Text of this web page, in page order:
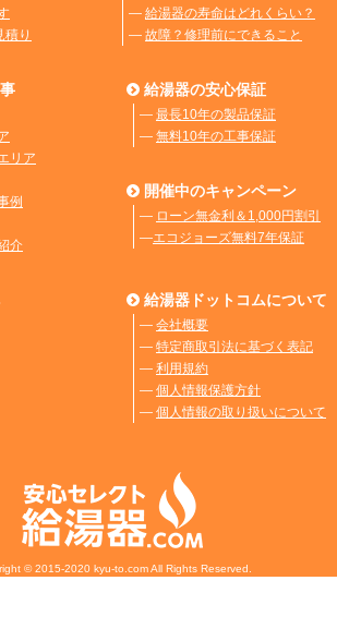
積り
― 給湯器の寿命はどれくらい？
― 故障？修理前にできること
リア
例
介
給湯器の安心保証
― 最長10年の製品保証
― 無料10年の工事保証
開催中のキャンペーン
― ローン無金利＆1,000円割引
―エコジョーズ無料7年保証
給湯器ドットコムについて
― 会社概要
― 特定商取引法に基づく表記
― 利用規約
― 個人情報保護方針
― 個人情報の取り扱いについて
© 2015-2020 kyu-to.com All Rights Reserved.